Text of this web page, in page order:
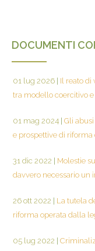
DOCUMENTI
01 lug 2026
Il reato di
tra modello coercitivo
01 mag 2024 Gli
e prospettive di riforma
31 dic 2022
Molestie
davvero necessario un
26 ott 2022
La tutela
riforma operata dalla
05 lug 2022